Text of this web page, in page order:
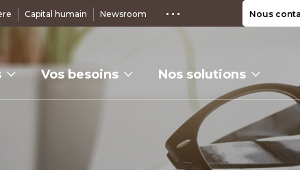
Capital humain Newsroom Nous
Vos besoins Nos solutions